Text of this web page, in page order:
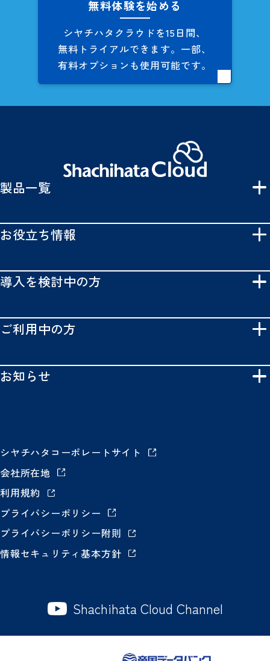
無料体験を始める
シヤチハタクラウドを15日間、
無料トライアルできます。 一部、
有料オプションも使用可能です。
製品一覧
お役立ち情報
導入を検討中の方
ご利用中の方
お知らせ
シヤチハタコーポレートサイト
会社所在地
利用規約
プライバシーポリシー
プライバシーポリシー附則
情報セキュリティ基本方針
Shachihata Cloud Channel